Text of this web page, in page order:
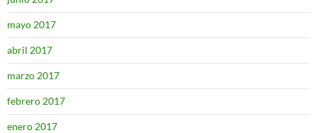
mayo 2017
abril 2017
marzo 2017
febrero 2017
enero 2017